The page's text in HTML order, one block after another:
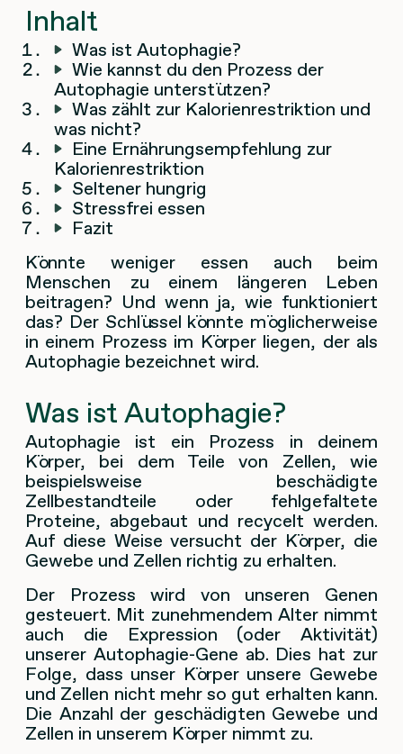
Inhalt
Was ist Autophagie?
Wie kannst du den Prozess der
Autophagie unterstützen?
Was zählt zur Kalorienrestriktion und
was nicht?
Eine Ernährungsempfehlung zur
Kalorienrestriktion
Seltener hungrig
Stressfrei essen
Fazit
Könnte weniger essen auch beim
Menschen zu einem längeren Leben
beitragen? Und wenn ja, wie funktioniert
das? Der Schlüssel könnte möglicherweise
in einem Prozess im Körper liegen, der als
Autophagie bezeichnet wird.
Was ist Autophagie?
Autophagie ist ein Prozess in deinem
Körper, bei dem Teile von Zellen, wie
beispielsweise beschädigte
Zellbestandteile oder fehlgefaltete
Proteine, abgebaut und recycelt werden.
Auf diese Weise versucht der Körper, die
Gewebe und Zellen richtig zu erhalten.
Der Prozess wird von unseren Genen
gesteuert. Mit zunehmendem Alter nimmt
auch die Expression (oder Aktivität)
unserer Autophagie-Gene ab. Dies hat zur
Folge, dass unser Körper unsere Gewebe
und Zellen nicht mehr so gut erhalten kann.
Die Anzahl der geschädigten Gewebe und
Zellen in unserem Körper nimmt zu.